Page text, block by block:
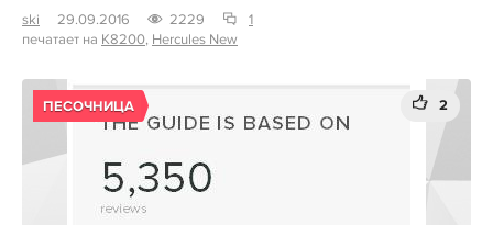
ski 29.09.2016 2229
1
печатает на K8200, Hercules New
ПЕСОЧНИЦА 2